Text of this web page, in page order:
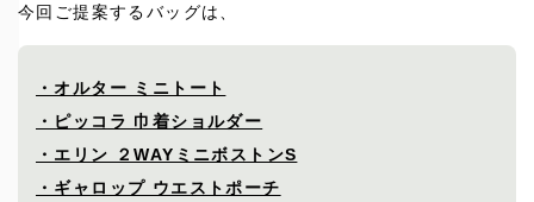
今回ご提案するバッグは、
・オルター ミニトート
・ピッコラ 巾着ショルダー
・エリン ２WAYミニボストンS
・ギャロップ ウエストポーチ